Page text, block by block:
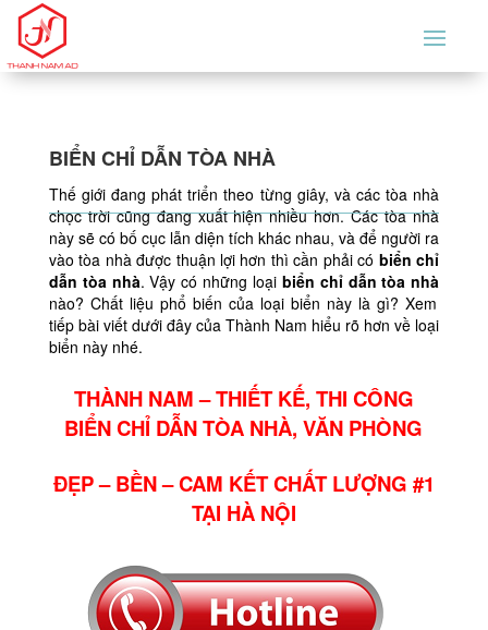
BIỂN CHỈ DẪN TÒA NHÀ
Thế giới đang phát triển theo từng giây, và các tòa nhà
chọc trời cũng đang xuất hiện nhiều hơn. Các tòa nhà
này sẽ có bố cục lẫn diện tích khác nhau, và để người ra
vào tòa nhà được thuận lợi hơn thì cần phải có biển chỉ
dẫn tòa nhà. Vậy có những loại biển chỉ dẫn tòa nhà
nào? Chất liệu phổ biến của loại biển này là gì? Xem
tiếp bài viết dưới đây của Thành Nam hiểu rõ hơn về loại
biển này nhé.
THÀNH NAM – THIẾT KẾ, THI CÔNG
BIỂN CHỈ DẪN TÒA NHÀ, VĂN PHÒNG
ĐẸP – BỀN – CAM KẾT CHẤT LƯỢNG #1
TẠI HÀ NỘI